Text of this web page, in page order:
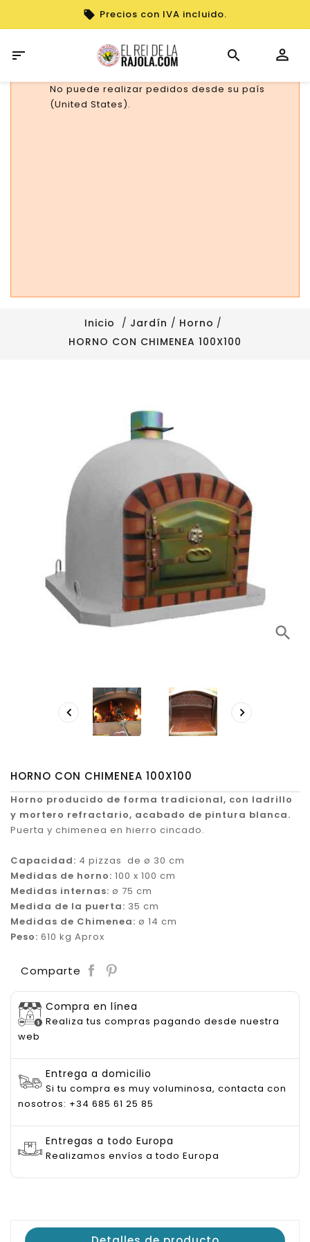
Precios con IVA incluido.

No puede realizar pedidos desde su país
(United States).
Inicio Jardín
Horno
HORNO CON CHIMENEA 100X100
search
 
HORNO CON CHIMENEA 100X100
Horno producido de forma tradicional, con ladrillo
y mortero refractario, acabado de pintura blanca.
Puerta y chimenea en hierro cincado.
Capacidad: 4 pizzas de ø 30 cm
Medidas de horno: 100 x 100 cm
Medidas internas: ø 75 cm
Medida de la puerta: 35 cm
Medidas de Chimenea: ø 14 cm
Peso: 610 kg Aprox
Comparte
Compra en línea
Realiza tus compras pagando desde nuestra
web
Entrega a domicilio
Si tu compra es muy voluminosa, contacta con
nosotros: +34 685 61 25 85
Entregas a todo Europa
Realizamos envíos a todo Europa